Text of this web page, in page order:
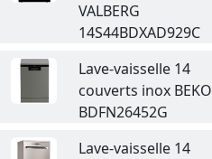
VALBERG
14S44BDXAD929C
Lave-vaisselle 14
couverts inox BEKO
BDFN26452G
Lave-vaisselle 14